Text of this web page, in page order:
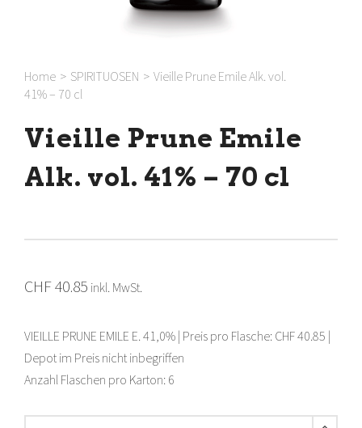
Home > SPIRITUOSEN > Vieille Prune Emile Alk. vol.
41% – 70 cl
Vieille Prune Emile
Alk. vol. 41% – 70 cl
CHF40.85 inkl. MwSt.
VIEILLE PRUNE EMILE E. 41,0% | Preis pro Flasche: CHF 40.85 |
Depot im Preis nicht inbegriffen
Anzahl Flaschen pro Karton: 6